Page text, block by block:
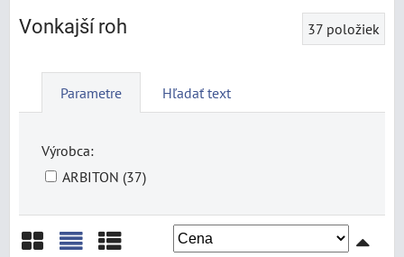
Vonkajší roh 37 položiek
Parametre Hľadať text
Výrobca:
ARBITON (37)